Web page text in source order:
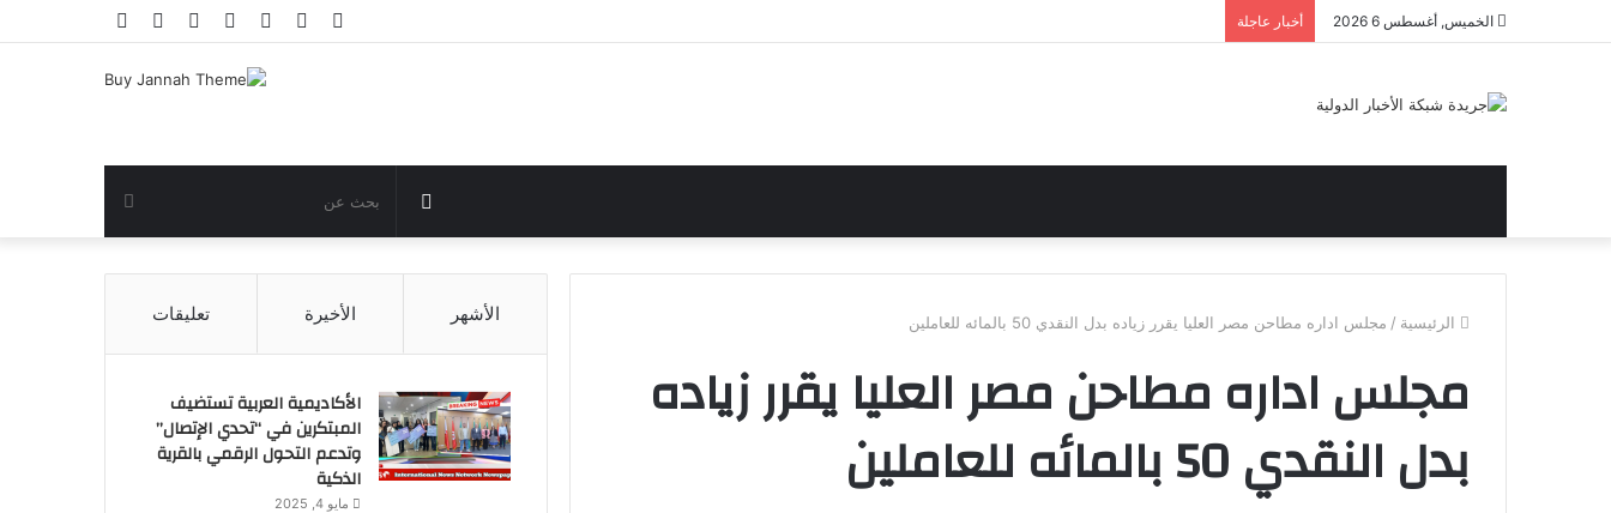
الخميس, أغسطس 6 2026 أخبار عاجلة
مقال تسجيل
انستقرام يوتيوب تويترفيسبوك
عن عشوائي
الرئيسية / مجلس اداره مطاحن مصر العليا يقرر زياده بدل النقدي 50 بالمائه للعاملين
مجلس اداره مطاحن مصر العليا يقرر زياده
بدل النقدي 50 بالمائه للعاملين
الأشهر الأخيرة تعليقات
الأكاديمية العربية تستضيف
المبتكرين في “تحدي الإتصال”
وتدعم التحول الرقمي بالقرية
الذكية
مايو 4, 2025